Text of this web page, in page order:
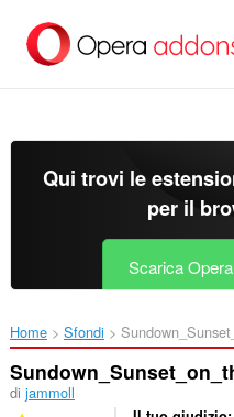
contenuto
Qui trovi le
per il
Scarica Opera
Home Sfondi
di jammoll